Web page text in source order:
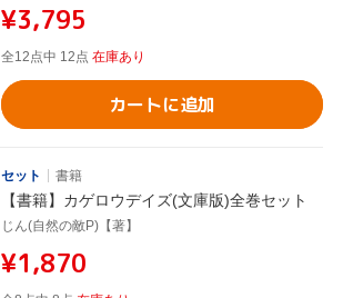
¥3,795
全12点中 12点 在庫あり
カートに追加
セット 書籍
【書籍】カゲロウデイズ(文庫版)全巻セット
じん(自然の敵P)【著】
¥1,870